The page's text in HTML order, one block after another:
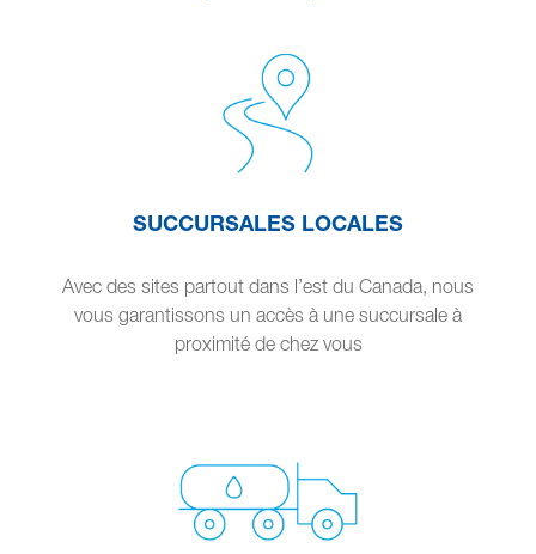
SUCCURSALES LOCALES
Avec des sites partout dans l’est du Canada, nous
vous garantissons un accès à une succursale à
proximité de chez vous